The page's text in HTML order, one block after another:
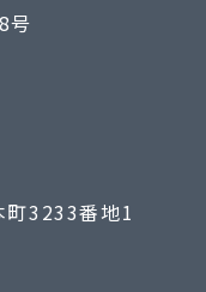
号
3233番地1